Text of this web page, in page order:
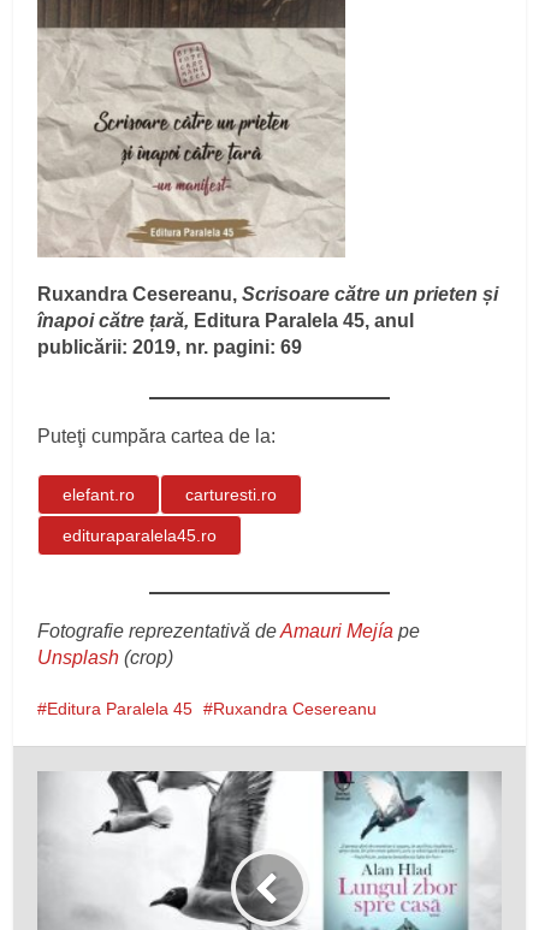
Ruxandra Cesereanu,Scrisoare către un prieten și
înapoi către țară, Editura Paralela 45, anul
publicării: 2019, nr. pagini: 69
Puteţi cumpăra cartea de la:
elefant.ro carturesti.ro
edituraparalela45.ro
Fotografie reprezentativă deAmauri Mejía pe
Unsplash (crop)
Editura Paralela 45 Ruxandra Cesereanu